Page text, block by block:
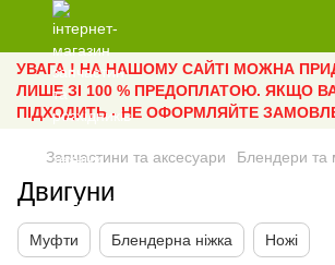
УВАГА ! НА НАШОМУ САЙТІ МОЖНА
ЛИШЕ ЗІ 100 % ПРЕДОПЛАТОЮ. ЯКЩО
ПІДХОДИТЬ - НЕ ОФОРМЛЯЙТЕ
Запчастини та аксесуари Блендери та
Двигуни
Муфти Блендерна ніжка Ножі